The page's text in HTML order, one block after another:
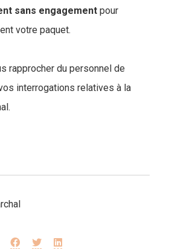
sans engagement pour
votre paquet.
rapprocher du personnel de
interrogations relatives à la